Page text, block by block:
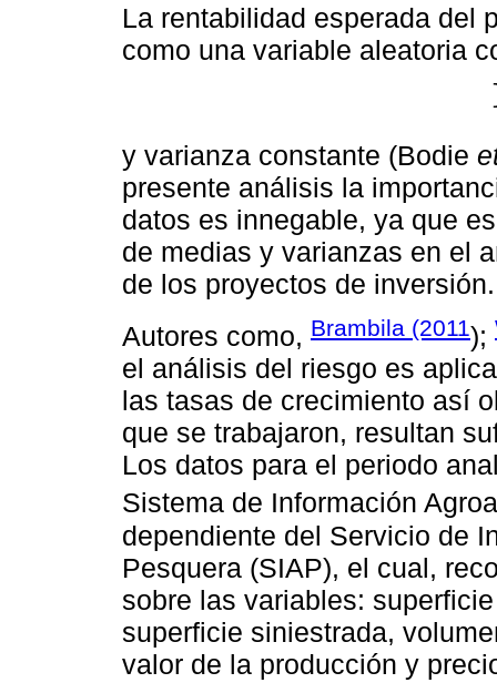
La rentabilidad esperada del
como una variable aleatoria
y varianza constante (Bodie
presente análisis la
datos es innegable, ya que
de medias y varianzas en el
de los proyectos de inversión.
Autores como, Brambila (2011);
el análisis del riesgo es
las tasas de crecimiento así
que se trabajaron, resultan
Los datos para el periodo
Sistema de Información
dependiente del Servicio de
Pesquera (SIAP), el cual,
sobre las variables:
superficie siniestrada,
valor de la producción y